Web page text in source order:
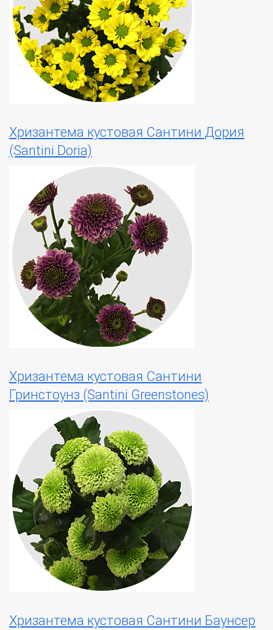
Хризантема кустовая Сантини Дория
(Santini Doria)
Хризантема кустовая Сантини
Гринстоунз (Santini Greenstones)
Хризантема кустовая Сантини Баунсер